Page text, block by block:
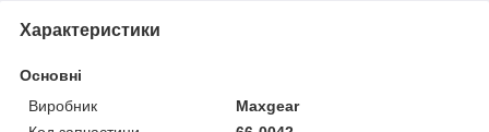
Характеристики
Основні
Виробник
Maxgear